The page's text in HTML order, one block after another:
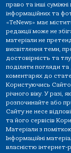
право та інші
інформаційних та
«TeNews» має
редакції може не
матеріали не
висвітлення теми,
достовірність та
поділяти погляди та
коментарях до
Користуючись
річного віку. У разі,
розпочинайте або
Сайту не несе
та його сервісів
Матеріали з
Інформаційні
власністю інтернет-